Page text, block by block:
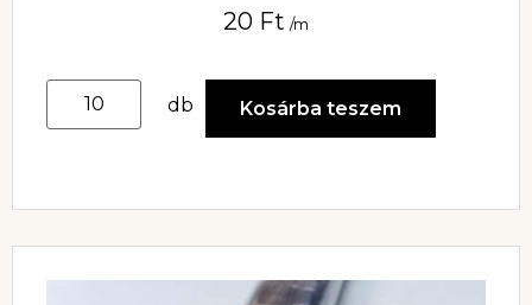
20 Ft /m
db Kosárba teszem